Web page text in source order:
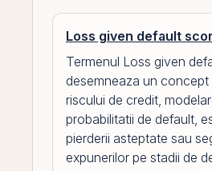
Loss given default
Termenul Loss given
desemneaza un concept
riscului de credit,
probabilitatii de default,
pierderii asteptate sau
expunerilor pe stadii de